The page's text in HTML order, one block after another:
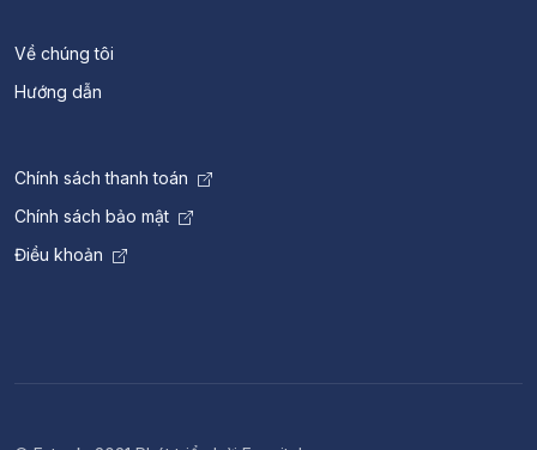
Về chúng tôi
Hướng dẫn
Chính sách thanh toán
Chính sách bảo mật
Điều khoản